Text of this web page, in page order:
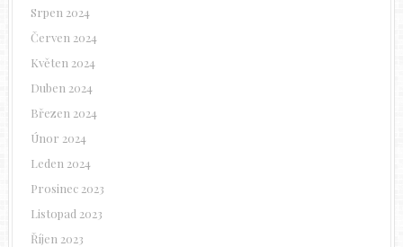
Srpen 2024
Červen 2024
Květen 2024
Duben 2024
Březen 2024
Únor 2024
Leden 2024
Prosinec 2023
Listopad 2023
Říjen 2023